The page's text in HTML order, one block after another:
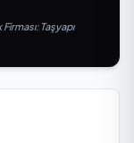
Taşyapı